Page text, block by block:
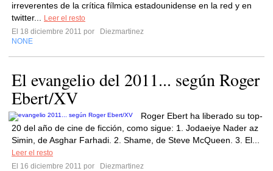
irreverentes de la crítica fílmica estadounidense en la red y en
twitter...
Leer el resto
El 18 diciembre 2011 por
Diezmartinez
NONE
El evangelio del 2011... según Roger
Ebert/XV
Roger Ebert ha liberado su top-
20 del año de cine de ficción, como sigue: 1. Jodaeiye Nader az
Simin, de Asghar Farhadi. 2. Shame, de Steve McQueen. 3. El...
Leer el resto
El 16 diciembre 2011 por
Diezmartinez